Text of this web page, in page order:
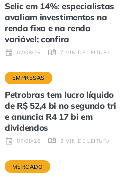
Selic em 14%: especialistas
avaliam investimentos na
renda fixa e na renda
variável; confira
07/08/26 7 MIN DE LEITURA
EMPRESAS
Petrobras tem lucro líquido
de R$ 52,4 bi no segundo tri
e anuncia R4 17 bi em
dividendos
07/08/26 2 MIN DE LEITURA
MERCADO